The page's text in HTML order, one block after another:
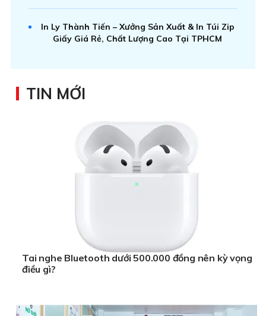
In Ly Thành Tiến – Xưởng Sản Xuất & In Túi Zip
Giấy Giá Rẻ, Chất Lượng Cao Tại TPHCM
TIN MỚI
Tai nghe Bluetooth dưới 500.000 đồng nên kỳ vọng
điều gì?